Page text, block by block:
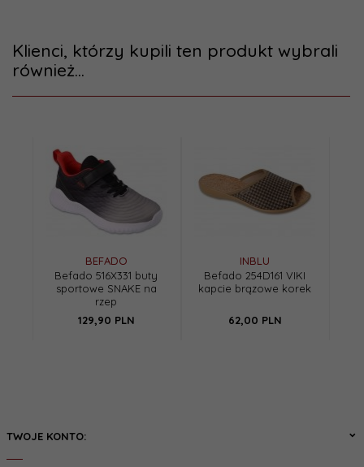
Klienci, którzy kupili ten produkt wybrali
również...
BEFADO
Befado 516X331 buty
sportowe SNAKE na
rzep
129,90 PLN
INBLU
Befado 254D161 VIKI
kapcie brązowe korek
62,00 PLN
TWOJE KONTO: